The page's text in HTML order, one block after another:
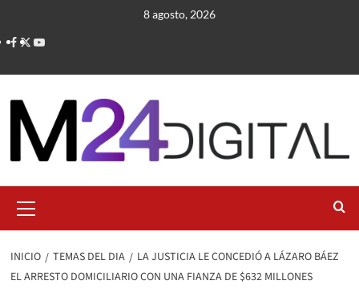
contenido
8 agosto, 2026
primario
INICIO TEMAS DEL DIA
LA JUSTICIA LE CONCEDIÓ A LÁZARO BÁEZ
EL ARRESTO DOMICILIARIO CON UNA FIANZA DE $632 MILLONES